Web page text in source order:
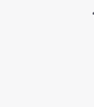
1500 р